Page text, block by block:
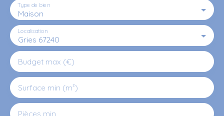
Maison
Type de bien
Gries 67240
Localisation
Budget max (€)
Surface min (m²)
Pièces min